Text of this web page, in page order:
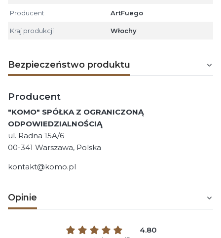
Producent ArtFuego
Kraj produkcji Włochy
Bezpieczeństwo produktu
Producent
"KOMO" SPÓŁKA Z OGRANICZONĄ
ODPOWIEDZIALNOŚCIĄ
ul. Radna 15A/6
00-341 Warszawa, Polska
kontakt@komo.pl
Opinie
4.80